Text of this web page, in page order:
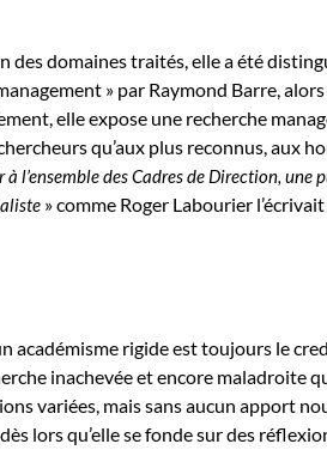
des domaines traités, elle a été
» par Raymond Barre,
elle expose une recherche
qu’aux plus reconnus, aux
l’ensemble des Cadres de Direction, une
» comme Roger Labourier
académisme rigide est toujours le
inachevée et encore maladroite
variées, mais sans aucun apport
lors qu’elle se fonde sur des